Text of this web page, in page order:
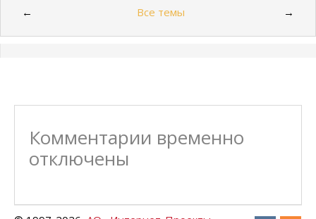
← Все темы →
Комментарии временно
отключены